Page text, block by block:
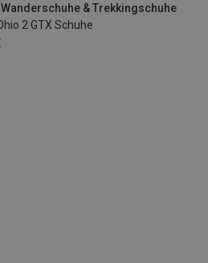
& Trekkingschuhe
2 GTX Schuhe